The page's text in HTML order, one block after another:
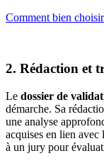
Comment bien
2. Rédaction et
Le dossier de
démarche. Sa
une analyse
acquises en lien avec
à un jury pour